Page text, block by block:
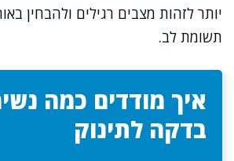
יותר לזהות מצבים רגילים ולהבחין
תשומת לב.
איך מודדים כמה
בדקה לתינוק